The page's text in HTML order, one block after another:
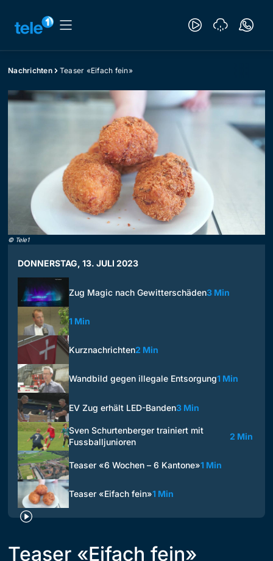
Nachrichten Teaser «Eifach fein»
© Tele1
DONNERSTAG, 13. JULI 2023
Zug Magic nach Gewitterschäden3 Min
1 Min
Kurznachrichten2 Min
Wandbild gegen illegale Entsorgung1 Min
EV Zug erhält LED-Banden3 Min
Sven Schurtenberger trainiert mit
Fussballjunioren
2 Min
Teaser «6 Wochen – 6 Kantone»1 Min
Teaser «Eifach fein»1 Min
Teaser «Eifach fein»